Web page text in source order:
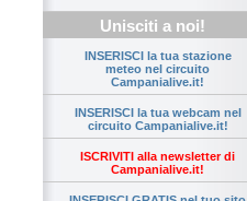
Unisciti a noi!
INSERISCI la tua stazione
meteo nel circuito
Campanialive.it!
INSERISCI la tua webcam nel
circuito Campanialive.it!
ISCRIVITI alla newsletter di
Campanialive.it!